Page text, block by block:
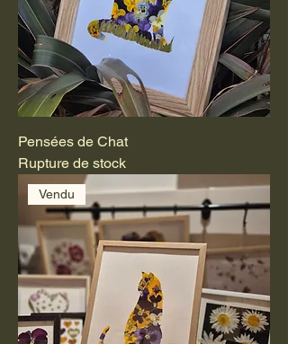
Pensées de Chat
Rupture de stock
Vendu